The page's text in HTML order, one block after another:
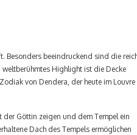
Besonders beeindruckend sind die
Highlight ist die Decke
von Dendera, der heute im Louvre
Göttin zeigen und dem Tempel ein
Dach des Tempels ermöglichen